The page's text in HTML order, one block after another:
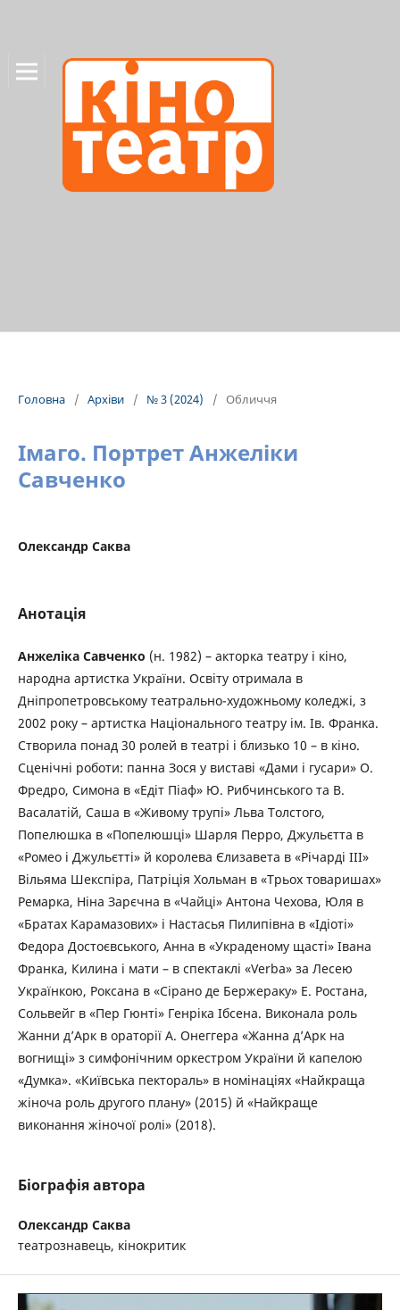
Головна / Архіви / № 3 (2024) / Обличчя
Імаго. Портрет Анжеліки
Савченко
Олександр Саква
Анотація
Анжеліка Савченко (н. 1982) – акторка театру і кіно,
народна артистка України. Освіту отримала в
Дніпропетровському театрально-художньому коледжі, з
2002 року – артистка Національного театру ім. Ів. Франка.
Створила понад 30 ролей в театрі і близько 10 – в кіно.
Сценічні роботи: панна Зося у виставі «Дами і гусари» О.
Фредро, Симона в «Едіт Піаф» Ю. Рибчинського та В.
Васалатій, Саша в «Живому трупі» Льва Толстого,
Попелюшка в «Попелюшці» Шарля Перро, Джульєтта в
«Ромео і Джульєтті» й королева Єлизавета в «Річарді ІІІ»
Вільяма Шекспіра, Патріція Хольман в «Трьох товаришах»
Ремарка, Ніна Зарєчна в «Чайці» Антона Чехова, Юля в
«Братах Карамазових» і Настасья Пилипівна в «Ідіоті»
Федора Достоєвського, Анна в «Украденому щасті» Івана
Франка, Килина і мати – в спектаклі «Verba» за Лесею
Українкою, Роксана в «Сірано де Бержераку» Е. Ростана,
Сольвейг в «Пер Гюнті» Генріка Ібсена. Виконала роль
Жанни д’Арк в ораторії А. Онеггера «Жанна д’Арк на
вогнищі» з симфонічним оркестром України й капелою
«Думка». «Київська пектораль» в номінаціях «Найкраща
жіноча роль другого плану» (2015) й «Найкраще
виконання жіночої ролі» (2018).
Біографія автора
Олександр Саква
театрознавець, кінокритик